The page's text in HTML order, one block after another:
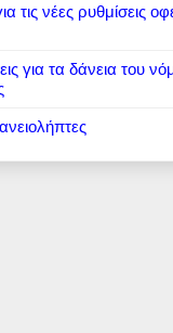
τις νέες
για τα δάνεια του